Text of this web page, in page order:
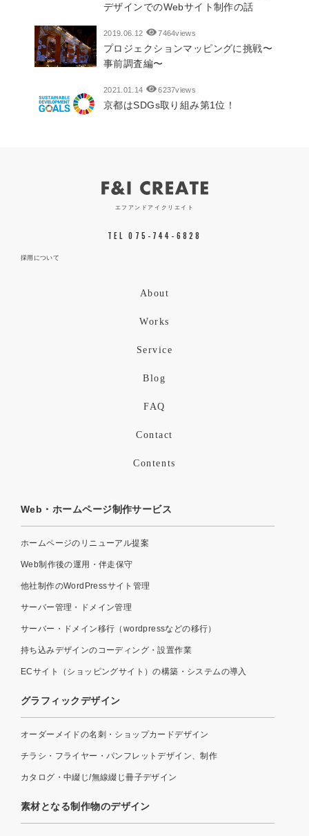
デザインでのWebサイト制作の話
2019.06.12 7464views
プロジェクションマッピングに挑戦〜
事前調査編〜
2021.01.14 6237views
京都はSDGs取り組み第1位！
エフアンドアイクリエイト
TEL 075-744-6828
採用について
About
Works
Service
Blog
FAQ
Contact
Contents
Web・ホームページ制作サービス
ホームページのリニューアル提案
Web制作後の運用・伴走保守
他社制作のWordPressサイト管理
サーバー管理・ドメイン管理
サーバー・ドメイン移行（wordpressなどの移行）
持ち込みデザインのコーディング・設置作業
ECサイト（ショッピングサイト）の構築・システムの導入
グラフィックデザイン
オーダーメイドの名刺・ショップカードデザイン
チラシ・フライヤー・パンフレットデザイン、制作
カタログ・中綴じ/無線綴じ冊子デザイン
素材となる制作物のデザイン